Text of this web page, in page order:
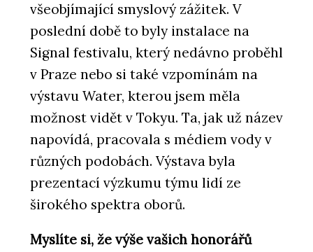
všeobjímající smyslový zážitek. V
poslední době to byly instalace na
Signal festivalu, který nedávno proběhl
v Praze nebo si také vzpomínám na
výstavu Water, kterou jsem měla
možnost vidět v Tokyu. Ta, jak už název
napovídá, pracovala s médiem vody v
různých podobách. Výstava byla
prezentací výzkumu týmu lidí ze
širokého spektra oborů.
Myslíte si, že výše vašich honorářů